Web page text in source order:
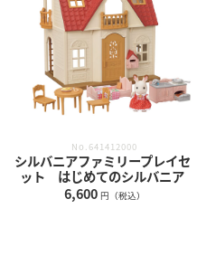
No.641412000
シルバニアファミリープレイセ
ット はじめてのシルバニア
6,600 円（税込）